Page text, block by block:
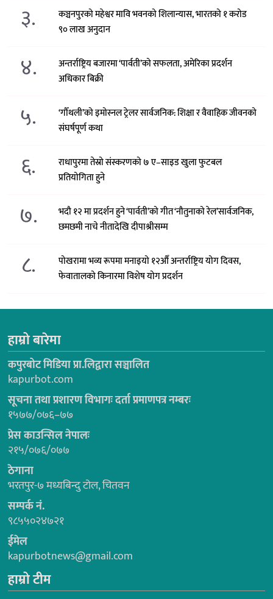
३.
कञ्चनपुरको महेश्वर मावि भवनको शिलान्यास, भारतको १ करोड
९० लाख अनुदान
४.
अन्तर्राष्ट्रिय बजारमा ‘पार्वती’को सफलता, अमेरिका प्रदर्शन
अधिकार बिक्री
५.
‘गौँथली’को इमोस्नल ट्रेलर सार्वजनिक: शिक्षा र वैवाहिक जीवनको
संघर्षपूर्ण कथा
६.
राधापुरमा तेस्रो संस्करणको ७ ए–साइड खुला फुटबल
प्रतियोगिता हुने
७.
भदौ १२ मा प्रदर्शन हुने ‘पार्वती’को गीत ‘नौतुनाको रेल’सार्वजनिक,
छमछमी नाचे नीतादेखि दीपाश्रीसम्म
८.
पोखरामा भव्य रूपमा मनाइयो १२औँ अन्तर्राष्ट्रिय योग दिवस,
फेवातालको किनारमा विशेष योग प्रदर्शन
हाम्रो बारेमा
कपुरबोट मिडिया प्रा.लिद्वारा सञ्चालित
kapurbot.com
सूचना तथा प्रशारण विभागः दर्ता प्रमाणपत्र नम्बरः
१५७७/०७६–७७
प्रेस काउन्सिल नेपालः
२१५/०७६/०७७
ठेगाना
भरतपुर-७ मध्यबिन्दु टोल, चितवन
सम्पर्क नं.
९८५५०२४७२१
ईमेल
kapurbotnews@gmail.com
हाम्रो टीम